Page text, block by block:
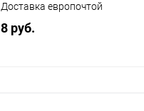
Доставка европочтой
8 руб.